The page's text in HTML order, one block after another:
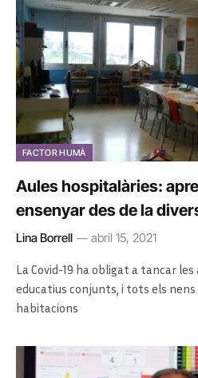
FACTOR HUMÀ
Aules hospitalàries:
ensenyar des de la
Lina Borrell abril 15, 2021
La Covid-19 ha obligat a tancar les
educatius conjunts, i tots els nens
habitacions